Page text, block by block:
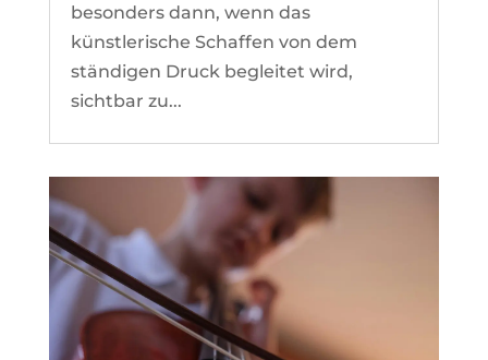
besonders dann, wenn das
künstlerische Schaffen von dem
ständigen Druck begleitet wird,
sichtbar zu...